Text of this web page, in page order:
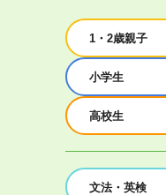
1・2歳親子
小学生
高校生
文法・英検